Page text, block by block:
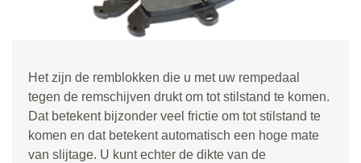
Het zijn de remblokken die u met uw rempedaal
tegen de remschijven drukt om tot stilstand te komen.
Dat betekent bijzonder veel frictie om tot stilstand te
komen en dat betekent automatisch een hoge mate
van slijtage. U kunt echter de dikte van de